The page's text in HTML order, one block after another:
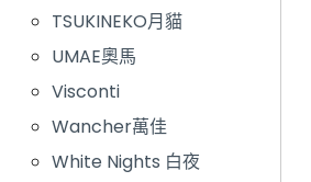
TSUKINEKO月貓
UMAE奧馬
Visconti
Wancher萬佳
White Nights 白夜